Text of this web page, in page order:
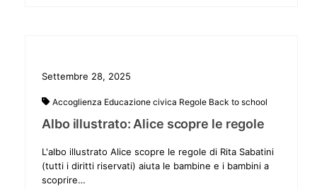
Settembre 28, 2025
Accoglienza Educazione civica Regole Back to school
Albo illustrato: Alice scopre le regole
L'albo illustrato Alice scopre le regole di Rita Sabatini
(tutti i diritti riservati) aiuta le bambine e i bambini a
scoprire…